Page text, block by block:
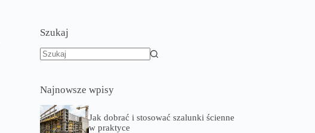
Szukaj
Najnowsze wpisy
Jak dobrać i stosować szalunki ścienne
w praktyce